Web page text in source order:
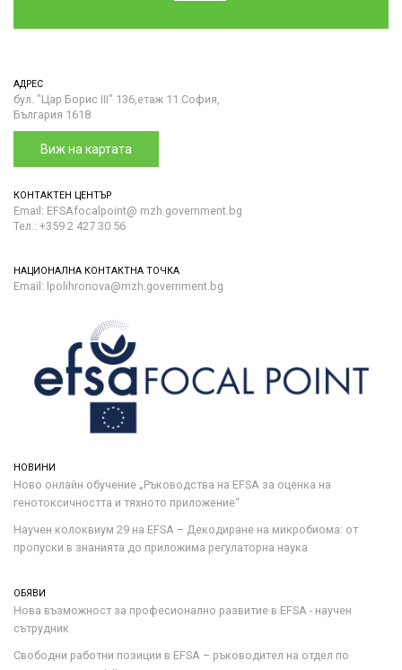
АДРЕС
бул. "Цар Борис III" 136,етаж 11 София,
България 1618
Виж на картата
КОНТАКТЕН ЦЕНТЪР
Email: EFSAfocalpoint@ mzh.government.bg
Тел.: +359 2 427 30 56
НАЦИОНАЛНА КОНТАКТНА ТОЧКА
Email: lpolihronova@mzh.government.bg
НОВИНИ
Ново онлайн обучение „Ръководства на ЕFSA за оценка на
генотоксичността и тяхното приложение“
Научен колоквиум 29 на EFSA – Декодиране на микробиома: от
пропуски в знанията до приложима регулаторна наука
ОБЯВИ
Нова възможност за професионално развитие в EFSA - научен
сътрудник
Свободни работни позиции в EFSA – ръководител на отдел по